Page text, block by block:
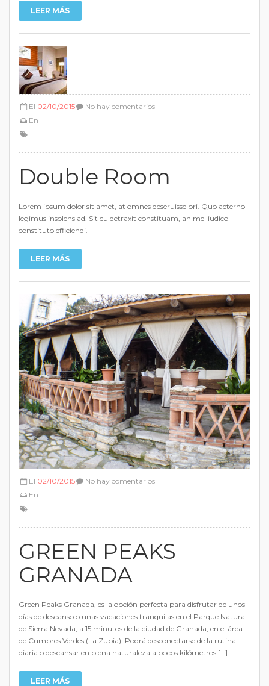
LEER MÁS
El 02/10/2015
En
No hay comentarios
Double Room
Lorem ipsum dolor sit amet, at omnes deseruisse pri. Quo aeterno
legimus insolens ad. Sit cu detraxit constituam, an mel iudico
constituto efficiendi.
LEER MÁS
El 02/10/2015
En
No hay comentarios
GREEN PEAKS
GRANADA
Green Peaks Granada, es la opción perfecta para disfrutar de unos
días de descanso o unas vacaciones tranquilas en el Parque Natural
de Sierra Nevada, a 15 minutos de la ciudad de Granada, en el área
de Cumbres Verdes (La Zubia). Podrá desconectarse de la rutina
diaria o descansar en plena naturaleza a pocos kilómetros […]
LEER MÁS